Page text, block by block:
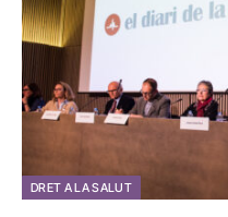
DRET A LA SALUT